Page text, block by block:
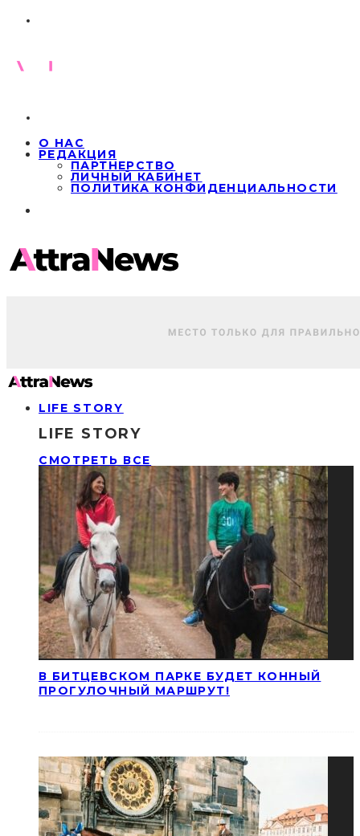
О НАС
РЕДАКЦИЯ
ПАРТНЕРСТВО
ЛИЧНЫЙ КАБИНЕТ
ПОЛИТИКА КОНФИДЕНЦИАЛЬНОСТИ
LIFE STORY
LIFE STORY
СМОТРЕТЬ ВСЕ
В БИТЦЕВСКОМ ПАРКЕ БУДЕТ КОННЫЙ
ПРОГУЛОЧНЫЙ МАРШРУТ!